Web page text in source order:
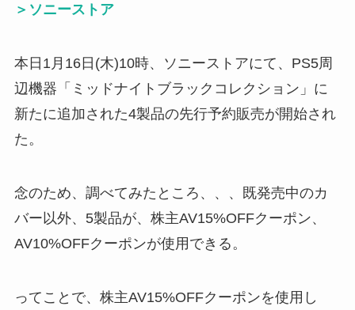
＞ ソニーストア
本日1月16日(木)10時、ソニーストアにて、PS5周
辺機器「ミッドナイトブラックコレクション」に
新たに追加された4製品の先行予約販売が開始され
た。
念のため、調べてみたところ、、、既発売中のカ
バー以外、5製品が、株主AV15%OFFクーポン、
AV10%OFFクーポンが使用できる。
ってことで、株主AV15%OFFクーポンを使用し